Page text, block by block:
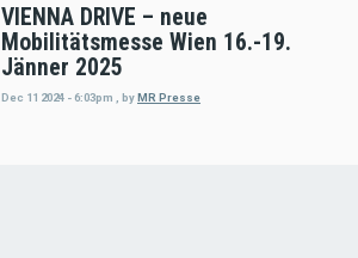
VIENNA DRIVE – neue
Mobilitätsmesse Wien 16.-19.
Jänner 2025
Dec 11 2024 - 6:03pm byMR Presse